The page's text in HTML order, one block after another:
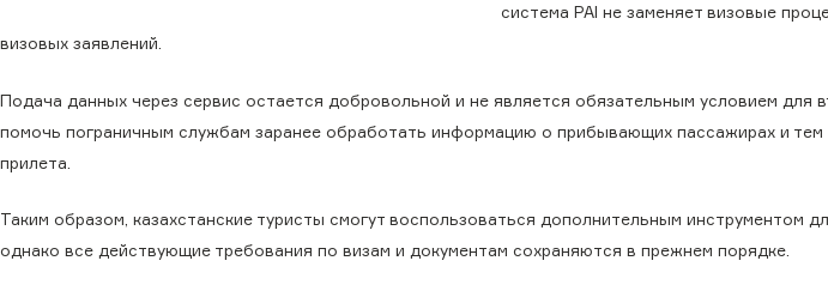
система PAI не заменяет визовые
визовых заявлений.
Подача данных через сервис остается добровольной и не является обязательным условием для
помочь пограничным службам заранее обработать информацию о прибывающих пассажирах и
прилета.
Таким образом, казахстанские туристы смогут воспользоваться дополнительным инструментом
однако все действующие требования по визам и документам сохраняются в прежнем порядке.